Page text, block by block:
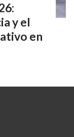
y el
en